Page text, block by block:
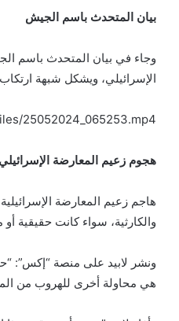
بيان المتحدث باسم الجيش
وجاء في بيان المتحدث باسم
الإسرائيلي، ويشكل شبهة
25052024_065253.mp4
هجوم زعيم المعارضة الإسرائيلي
هاجم زعيم المعارضة
والكارثية، سواء كانت حقيقية
ونشر لابيد على منصة “إكس”:
هي محاولة أخرى للهروب من